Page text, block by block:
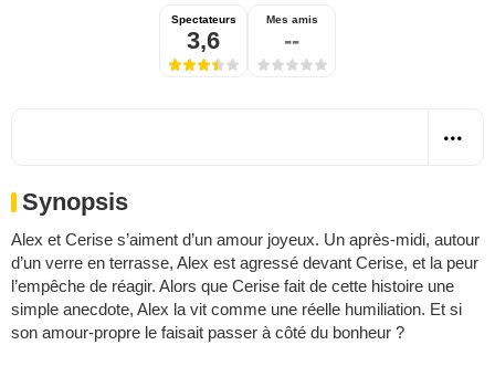
Spectateurs
3,6
Mes amis
--
Synopsis
Alex et Cerise s’aiment d’un amour joyeux. Un après-midi, autour
d’un verre en terrasse, Alex est agressé devant Cerise, et la peur
l’empêche de réagir. Alors que Cerise fait de cette histoire une
simple anecdote, Alex la vit comme une réelle humiliation. Et si
son amour-propre le faisait passer à côté du bonheur ?